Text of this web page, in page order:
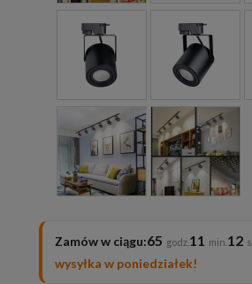
Zamów w ciągu:65 11 10
wysyłka w poniedziałek!